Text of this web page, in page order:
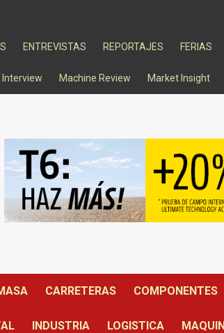
ENTREVISTAS REPORTAJES FERIAS
Interview Machine Review Market Insight
CARRETERAS COMPONENTES
INDUSTRIA LOGISTICA